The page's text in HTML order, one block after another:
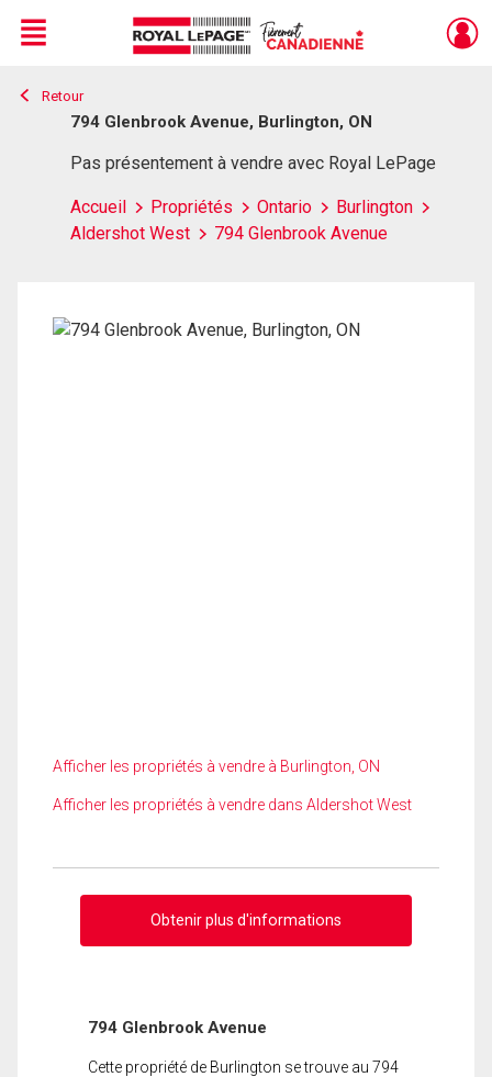
Live
En Direct
Menu
Retour
794 Glenbrook Avenue, Burlington, ON
Pas présentement à vendre avec Royal LePage
Accueil Propriétés Ontario
Burlington
Aldershot West
794 Glenbrook Avenue
Afficher les propriétés à vendre à Burlington, ON
Afficher les propriétés à vendre dans Aldershot West
Obtenir plus d'informations
794 Glenbrook Avenue
Cette propriété de Burlington se trouve au 794